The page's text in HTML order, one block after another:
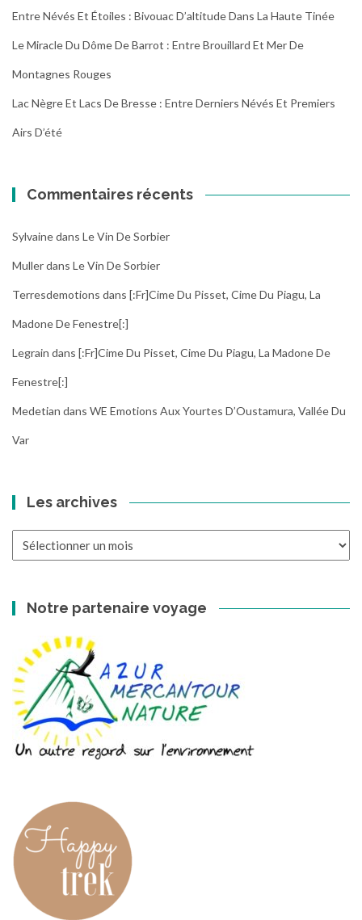
Entre Névés Et Étoiles : Bivouac D’altitude Dans La Haute Tinée
Le Miracle Du Dôme De Barrot : Entre Brouillard Et Mer De
Montagnes Rouges
Lac Nègre Et Lacs De Bresse : Entre Derniers Névés Et Premiers
Airs D’été
Commentaires récents
Sylvainedans Le Vin De Sorbier
Mullerdans Le Vin De Sorbier
Terresdemotions dans [:fr]Cime Du Pisset, Cime Du Piagu, La
Madone De Fenestre[:]
Legrain dans [:fr]Cime Du Pisset, Cime Du Piagu, La Madone De
Fenestre[:]
Medetian dans WE Emotions Aux Yourtes D’Oustamura, Vallée Du
Var
Les archives
Notre partenaire voyage